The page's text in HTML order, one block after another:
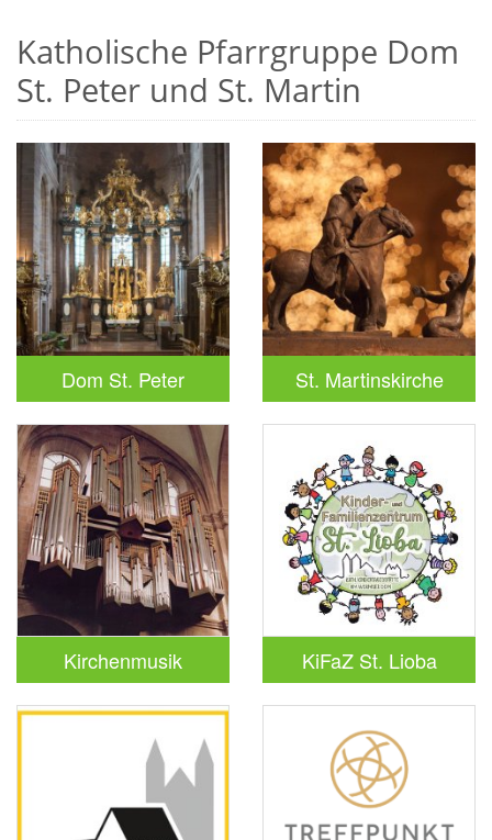
Katholische Pfarrgruppe Dom
St. Peter und St. Martin
Dom St. Peter St. Martinskirche
Kirchenmusik KiFaZ St. Lioba